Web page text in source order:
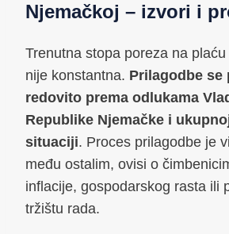
Njemačkoj – izvori i
Trenutna stopa poreza na
nije konstantna. Prilagodbe se
redovito prema odlukama
Republike Njemačke i
situaciji. Proces prilagodbe je
među ostalim, ovisi o
inflacije, gospodarskog rasta ili
tržištu rada.